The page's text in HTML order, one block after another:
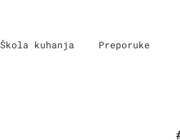
Škola kuhanja Preporuke